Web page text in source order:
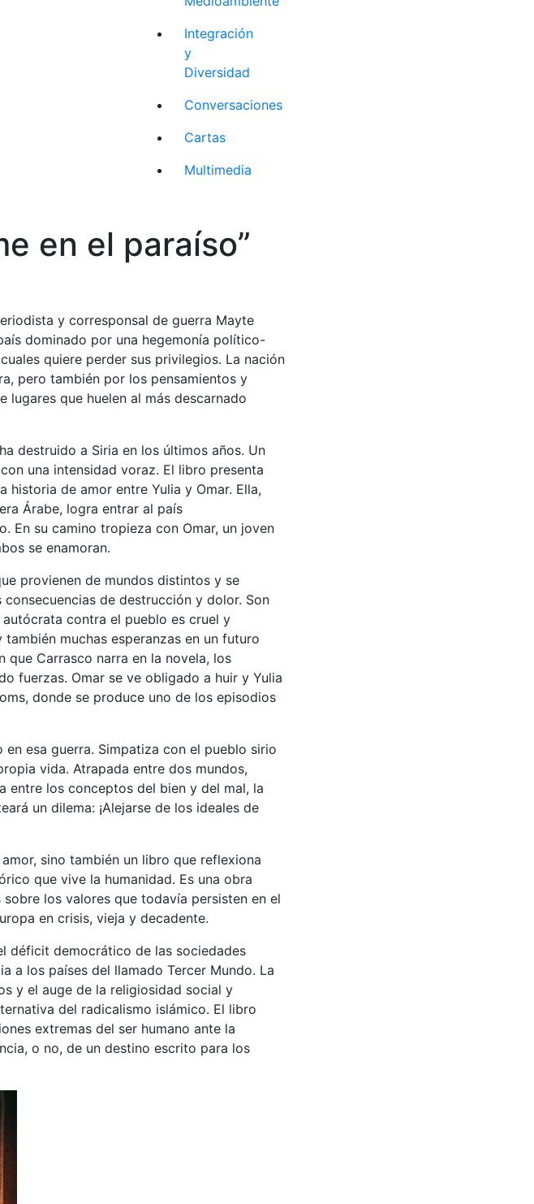
Integración
y
Diversidad
Conversaciones
Cartas
Multimedia
en el paraíso”
y corresponsal de guerra Mayte
dominado por una hegemonía político-
quiere perder sus privilegios. La nación
pero también por los pensamientos y
lugares que huelen al más descarnado
destruido a Siria en los últimos años. Un
una intensidad voraz. El libro presenta
historia de amor entre Yulia y Omar. Ella,
Árabe, logra entrar al país
En su camino tropieza con Omar, un joven
se enamoran.
provienen de mundos distintos y se
de destrucción y dolor. Son
contra el pueblo es cruel y
muchas esperanzas en un futuro
Carrasco narra en la novela, los
fuerzas. Omar se ve obligado a huir y Yulia
donde se produce uno de los episodios
esa guerra. Simpatiza con el pueblo sirio
vida. Atrapada entre dos mundos,
entre los conceptos del bien y del mal, la
un dilema: ¡Alejarse de los ideales de
sino también un libro que reflexiona
que vive la humanidad. Es una obra
los valores que todavía persisten en el
en crisis, vieja y decadente.
déficit democrático de las sociedades
a los países del llamado Tercer Mundo. La
y el auge de la religiosidad social y
del radicalismo islámico. El libro
extremas del ser humano ante la
o no, de un destino escrito para los